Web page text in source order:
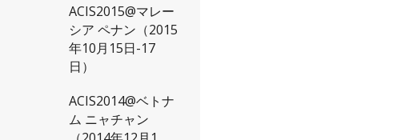
ACIS2015@マレー
シア ペナン（2015
年10月15日-17
日）
ACIS2014@ベトナ
ム ニャチャン